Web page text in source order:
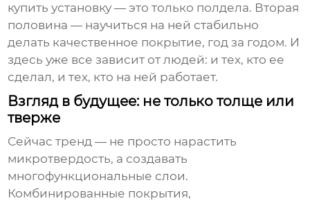
купить установку — это только полдела. Вторая
половина — научиться на ней стабильно
делать качественное покрытие, год за годом. И
здесь уже все зависит от людей: и тех, кто ее
сделал, и тех, кто на ней работает.
Взгляд в будущее: не только толще или
тверже
Сейчас тренд — не просто нарастить
микротвердость, а создавать
многофункциональные слои.
Комбинированные покрытия,